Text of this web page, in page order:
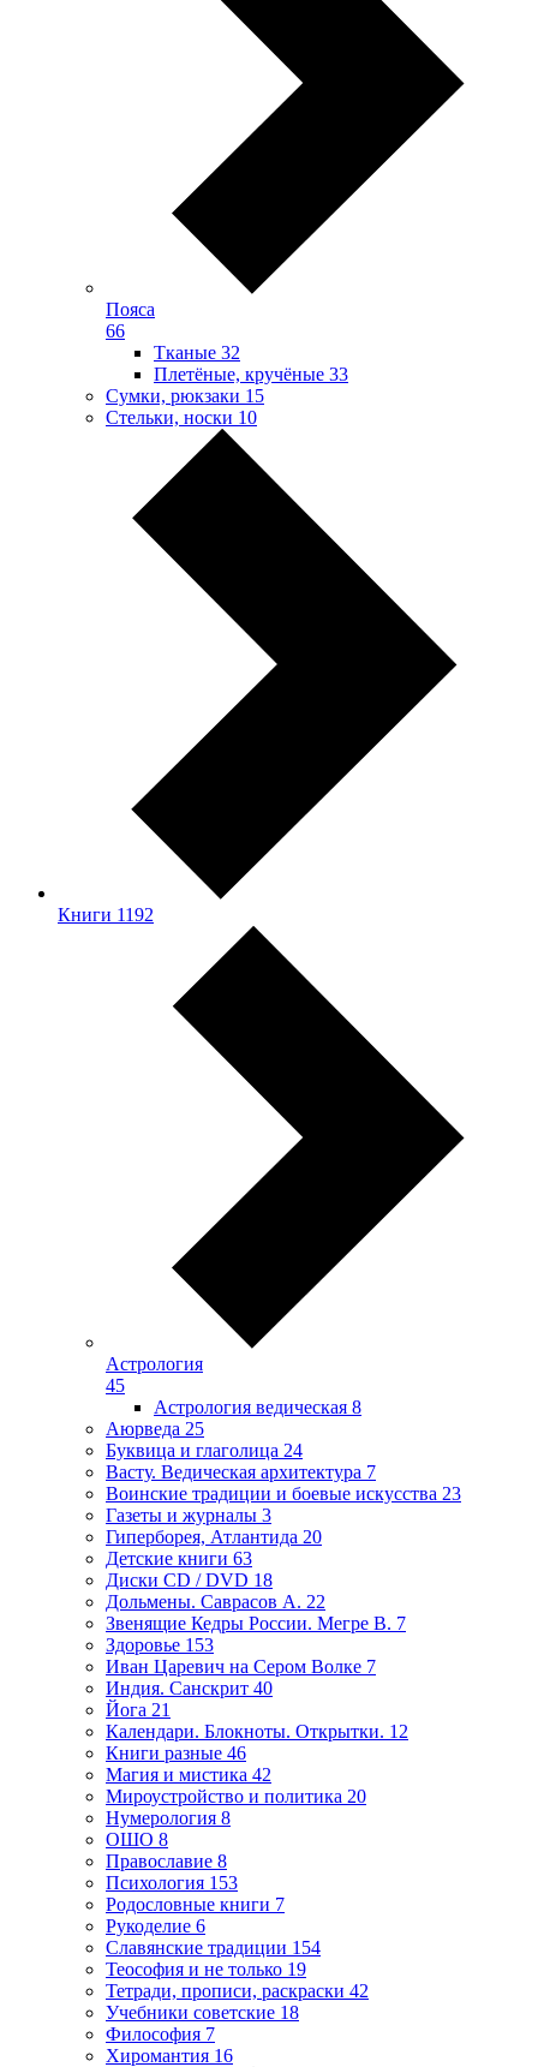
Пояса
66
Тканые 32
Плетёные, кручёные 33
Сумки, рюкзаки 15
Стельки, носки 10
Книги 1192
Астрология
45
Астрология ведическая 8
Аюрведа 25
Буквица и глаголица 24
Васту. Ведическая архитектура 7
Воинские традиции и боевые искусства 23
Газеты и журналы 3
Гиперборея, Атлантида 20
Детские книги 63
Диски CD / DVD 18
Дольмены. Саврасов А. 22
Звенящие Кедры России. Мегре В. 7
Здоровье 153
Иван Царевич на Сером Волке 7
Индия. Санскрит 40
Йога 21
Календари. Блокноты. Открытки. 12
Книги разные 46
Магия и мистика 42
Мироустройство и политика 20
Нумерология 8
ОШО 8
Православие 8
Психология 153
Родословные книги 7
Рукоделие 6
Славянские традиции 154
Теософия и не только 19
Тетради, прописи, раскраски 42
Учебники советские 18
Философия 7
Хиромантия 16